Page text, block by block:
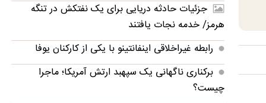
جزئیات حادثه دریایی برای یک نفتکش در تنگه
هرمز/ خدمه نجات یافتند
رابطه غیراخلاقی اینفانتینو با یکی از کارکنان یوفا
برکناری ناگهانی یک سپهبد ارتش آمریکا؛ ماجرا
چیست؟